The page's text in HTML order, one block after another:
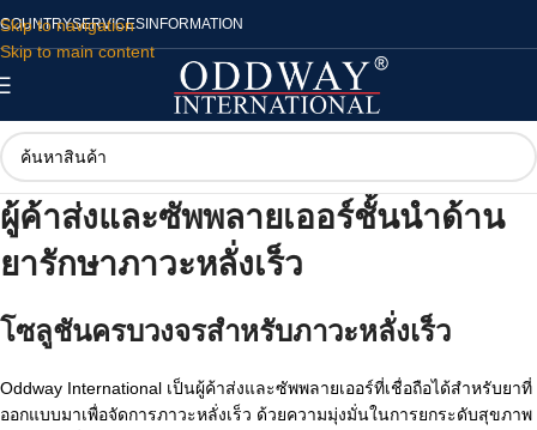
Skip to navigation
Skip to main content
COUNTRYSERVICES INFORMATION
ผู้ค้าส่งและซัพพลายเออร์ชั้นนำด้าน
ยารักษาภาวะหลั่งเร็ว
โซลูชันครบวงจรสำหรับภาวะหลั่งเร็ว
Oddway International เป็นผู้ค้าส่งและซัพพลายเออร์ที่เชื่อถือได้สำหรับยาที่
ออกแบบมาเพื่อจัดการภาวะหลั่งเร็ว ด้วยความมุ่งมั่นในการยกระดับสุขภาพ